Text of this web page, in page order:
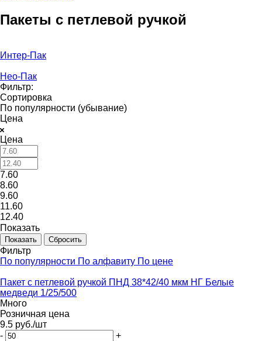
Пакеты с петлевой ручкой
Интер-Пак
Нео-Пак
Фильтр:
Сортировка
По популярности (убывание)
Цена
Цена
7.60
8.60
9.60
11.60
12.40
Показать
Сбросить
Фильтр
По популярности По алфавиту По цене
Пакет с петлевой ручкой ПНД 38*42/40 мкм НГ Белые
медведи 1/25/500
Много
Розничная цена
9.5 руб./шт
-
+